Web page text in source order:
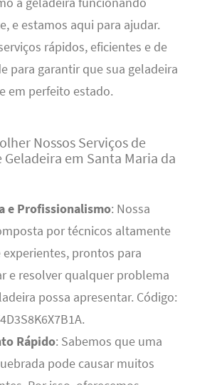
a geladeira funcionando
e estamos aqui para ajudar.
rápidos, eficientes e de
para garantir que sua geladeira
em perfeito estado.
Nossos Serviços de
Geladeira em Santa Maria da
e Profissionalismo: Nossa
por técnicos altamente
prontos para
e resolver qualquer problema
possa apresentar. Código:
Rápido: Sabemos que uma
pode causar muitos